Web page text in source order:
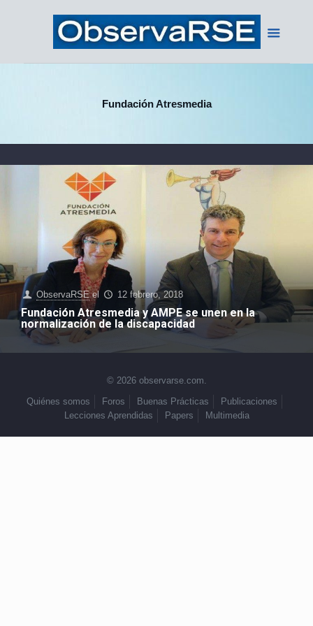
Fundación Atresmedia
ObservaRSE el 12 febrero, 2018
Fundación Atresmedia y AMPE se unen en la
normalización de la discapacidad
© 2026 observarse.com.
Quiénes somos
Foros Buenas Prácticas
Publicaciones
Lecciones Aprendidas
Papers Multimedia